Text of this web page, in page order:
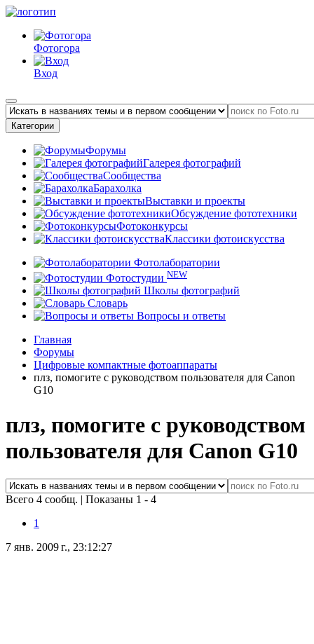
Фотогора
Вход
Категории
Форумы
Галерея фотографий
Сообщества
Барахолка
Выставки и проекты
Обсуждение фототехники
Фотоконкурсы
Классики фотоискусства
Фотолаборатории
Фотостудии NEW
Школы фотографий
Словарь
Вопросы и ответы
Главная
Форумы
Цифровые компактные фотоаппараты
плз, помогите с руководством пользователя для Canon
G10
плз, помогите с руководством
пользователя для Canon G10
Всего 4 сообщ. | Показаны 1 - 4
1
7 янв. 2009 г., 23:12:27